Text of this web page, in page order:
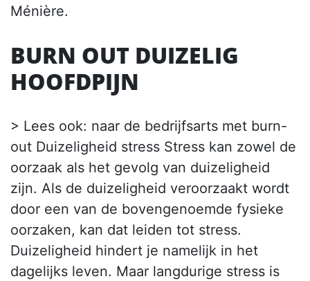
Ménière.
BURN OUT DUIZELIG
HOOFDPIJN
> Lees ook: naar de bedrijfsarts met burn-
out Duizeligheid stress Stress kan zowel de
oorzaak als het gevolg van duizeligheid
zijn. Als de duizeligheid veroorzaakt wordt
door een van de bovengenoemde fysieke
oorzaken, kan dat leiden tot stress.
Duizeligheid hindert je namelijk in het
dagelijks leven. Maar langdurige stress is